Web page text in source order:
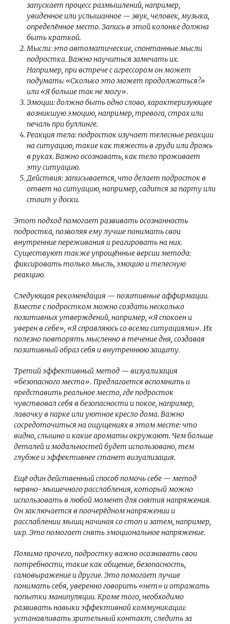
запускает процесс размышлений, например,
увиденное или услышанное — звук, человек, музыка,
определённое место. Запись в этой колонке должна
быть краткой.
Мысли: это автоматические, спонтанные мысли
подростка. Важно научиться замечать их.
Например, при встрече с агрессором он может
подумать: «Сколько это может продолжаться?»
или «Я больше так не могу».
Эмоции: должно быть одно слово, характеризующее
возникшую эмоцию, например, тревога, страх или
печаль при буллинге.
Реакция тела: подросток изучает телесные реакции
на ситуацию, такие как тяжесть в груди или дрожь
в руках. Важно осознавать, как тело проживает
эту ситуацию.
Действия: записывается, что делает подросток в
ответ на ситуацию, например, садится за парту или
стоит у доски.
Этот подход помогает развивать осознанность
подростка, позволяя ему лучше понимать свои
внутренние переживания и реагировать на них.
Существуют также упрощённые версии метода:
фиксировать только мысль, эмоцию и телесную
реакцию.
Следующая рекомендация — позитивные аффирмации.
Вместе с подростком можно создать несколько
позитивных утверждений, например, «Я спокоен и
уверен в себе», «Я справляюсь со всеми ситуациями». Их
полезно повторять мысленно в течение дня, создавая
позитивный образ себя и внутреннюю защиту.
Третий эффективный метод — визуализация
«безопасного места». Предлагается вспомнить и
представить реальное место, где подросток
чувствовал себя в безопасности и покое, например,
лавочку в парке или уютное кресло дома. Важно
сосредоточиться на ощущениях в этом месте: что
видно, слышно и какие ароматы окружают. Чем больше
деталей и модальностей будет использовано, тем
глубже и эффективнее станет визуализация.
Ещё один действенный способ помочь себе — метод
нервно-мышечного расслабления, который можно
использовать в любой момент для снятия напряжения.
Он заключается в поочерёдном напряжении и
расслаблении мышц начиная со стоп и затем, например,
икр. Это помогает снять эмоциональное напряжение.
Помимо прочего, подростку важно осознавать свои
потребности, такие как общение, безопасность,
самовыражение и другие. Это помогает лучше
понимать себя, уверенно говорить «нет» и отражать
попытки манипуляции. Кроме того, необходимо
развивать навыки эффективной коммуникации:
устанавливать зрительный контакт, следить за